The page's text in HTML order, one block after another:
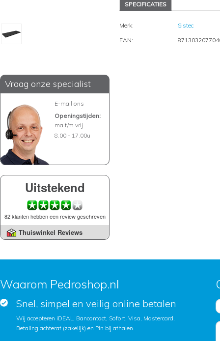
Vraag onze specialist
E-mail ons
Openingstijden:
ma t/m vrij
8.00 - 17.00u
Uitstekend
82 klanten hebben een review geschreven
Thuiswinkel Reviews
SPECIFICATIES
Merk:
Sistec
EAN:
Waarom Pedroshop.nl
Snel, simpel en veilig online betalen
Wij accepteren iDEAL, Bancontact, Sofort, Visa, Mastercard,
Betaling achteraf (zakelijk) en Pin bij afhalen.